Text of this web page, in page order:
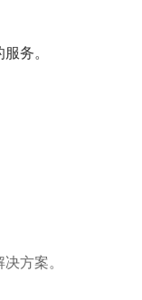
务。
方案。